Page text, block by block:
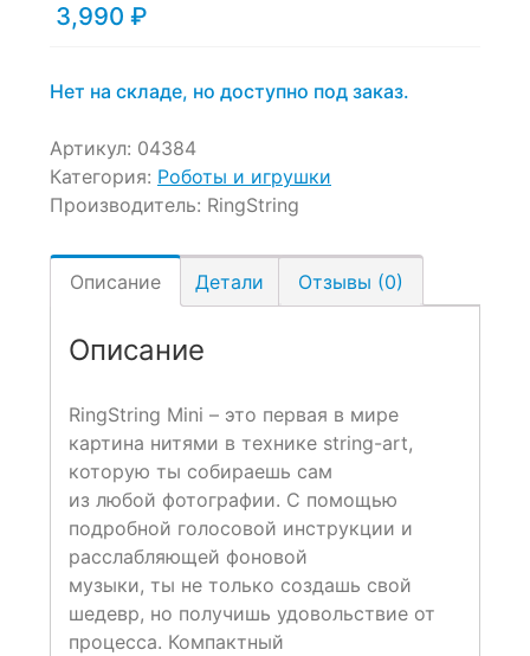
3,990 ₽
Нет на складе, но доступно под заказ.
Артикул: 04384
Категория: Роботы и игрушки
Производитель: RingString
Описание Детали Отзывы (0)
Описание
RingString Mini – это первая в мире
картина нитями в технике string-art,
которую ты собираешь сам
из любой фотографии. С помощью
подробной голосовой инструкции и
расслабляющей фоновой
музыки, ты не только создашь свой
шедевр, но получишь удовольствие от
процесса. Компактный